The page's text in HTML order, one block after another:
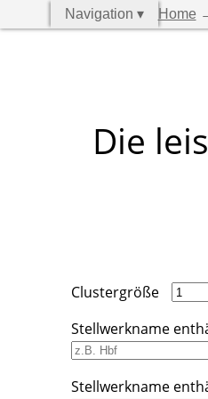
Navigation ▾ Home→
Die
Clustergröße
Stellwerkname
Stellwerkname